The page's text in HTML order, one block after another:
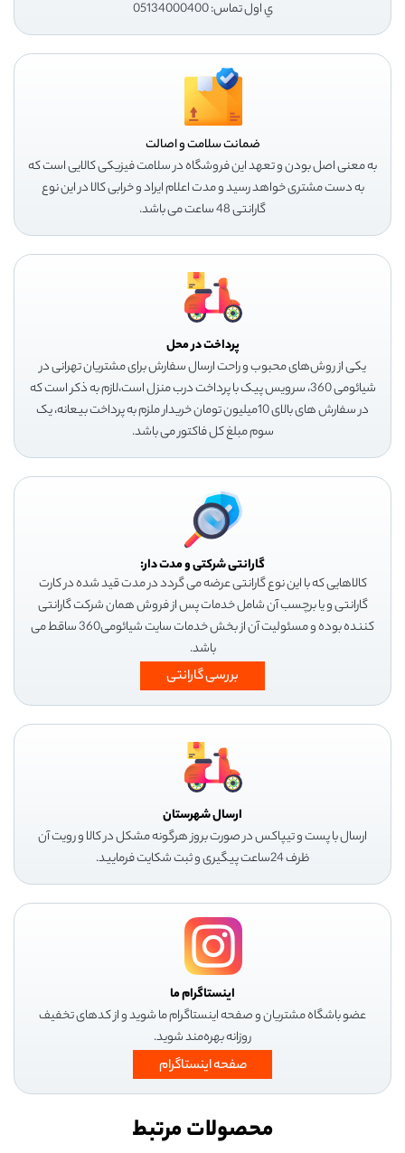
ي اول تماس: 05134000400
ضمانت سلامت و اصالت
به معنی اصل بودن و تعهد این فروشگاه در سلامت فیزیکی کالایی است که
به دست مشتری خواهد رسید و مدت اعلام ایراد و خرابی کالا در این نوع
گارانتی 48 ساعت می باشد.
پرداخت در محل
یکی از روش‌های محبوب و راحت ارسال سفارش برای مشتریان تهرانی در
شیائومی 360، سرویس پیک با پرداخت درب منزل است،لازم به ذکر است که
در سفارش های بالای 10میلیون تومان خریدار ملزم به پرداخت بیعانه، یک
سوم مبلغ کل فاکتور می باشد.
گارانتی شرکتی و مدت دار:
کالاهایی که با این نوع گارانتی عرضه می گردد در مدت قید شده در کارت
گارانتی و یا برچسب آن شامل خدمات پس از فروش همان شرکت گارانتی
کننده بوده و مسئولیت آن از بخش خدمات سایت شیائومی360 ساقط می
باشد.
بررسی گارانتی
ارسال شهرستان
ارسال با پست و تیپاکس در صورت بروز هرگونه مشکل در کالا و رویت آن
ظرف 24ساعت پیگیری و ثبت شکایت فرمایید.
اینستاگرام ما
عضو باشگاه مشتریان و صفحه اینستاگرام ما شوید و از کدهای تخفیف
روزانه بهره‌مند شوید.
صفحه اینستاگرام
محصولات مرتبط